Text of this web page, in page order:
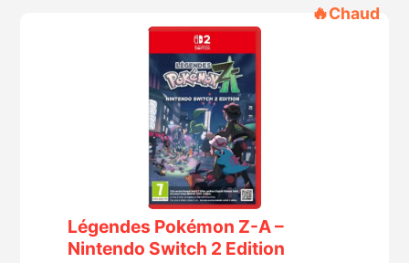
🔥Chaud
Légendes Pokémon Z-A –
Nintendo Switch 2 Edition